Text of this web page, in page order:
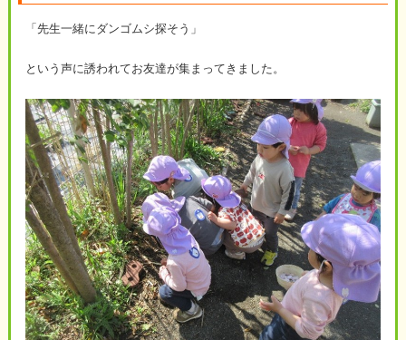
「先生一緒にダンゴムシ探そう」
という声に誘われてお友達が集まってきました。